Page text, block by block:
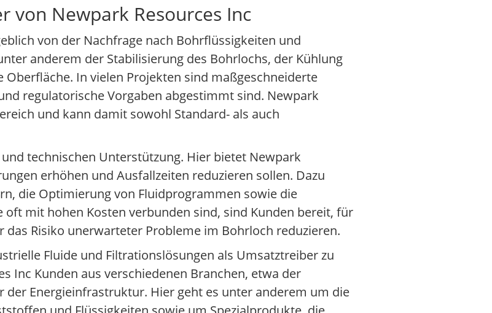
Newpark Resources Inc
von der Nachfrage nach Bohrflüssigkeiten und
anderem der Stabilisierung des Bohrlochs, der Kühlung
In vielen Projekten sind maßgeschneiderte
regulatorische Vorgaben abgestimmt sind. Newpark
und kann damit sowohl Standard- als auch
technischen Unterstützung. Hier bietet Newpark
erhöhen und Ausfallzeiten reduzieren sollen. Dazu
die Optimierung von Fluidprogrammen sowie die
mit hohen Kosten verbunden sind, sind Kunden bereit, für
Risiko unerwarteter Probleme im Bohrloch reduzieren.
Fluide und Filtrationslösungen als Umsatztreiber zu
Inc Kunden aus verschiedenen Branchen, etwa der
Energieinfrastruktur. Hier geht es unter anderem um die